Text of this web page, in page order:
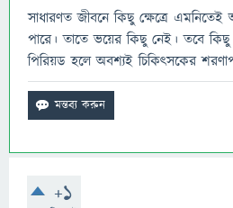
সাধারণত জীবনে কিছু ক্ষেত্রে
পারে। তাতে ভয়ের কিছু নেই। তবে কিছু
পিরিয়ড হলে অবশ্যই চিকিৎসকের
+1